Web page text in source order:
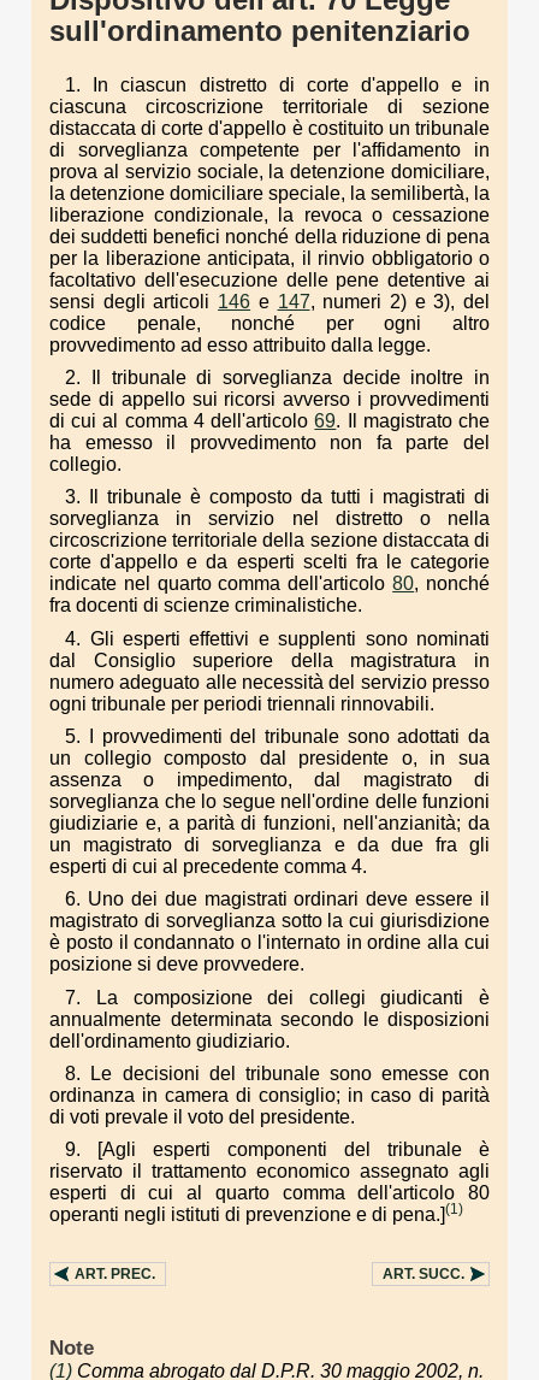
sull'ordinamento penitenziario
1. In ciascun distretto di corte d'appello e in
ciascuna circoscrizione territoriale di sezione
distaccata di corte d'appello è costituito un tribunale
di sorveglianza competente per l'affidamento in
prova al servizio sociale, la detenzione domiciliare,
la detenzione domiciliare speciale, la semilibertà, la
liberazione condizionale, la revoca o cessazione
dei suddetti benefici nonché della riduzione di pena
per la liberazione anticipata, il rinvio obbligatorio o
facoltativo dell'esecuzione delle pene detentive ai
sensi degli articoli 146 e 147, numeri 2) e 3), del
codice penale, nonché per ogni altro
provvedimento ad esso attribuito dalla legge.
2. Il tribunale di sorveglianza decide inoltre in
sede di appello sui ricorsi avverso i provvedimenti
di cui al comma 4 dell'articolo69. Il magistrato che
ha emesso il provvedimento non fa parte del
collegio.
3. Il tribunale è composto da tutti i magistrati di
sorveglianza in servizio nel distretto o nella
circoscrizione territoriale della sezione distaccata di
corte d'appello e da esperti scelti fra le categorie
indicate nel quarto comma dell'articolo80, nonché
fra docenti di scienze criminalistiche.
4. Gli esperti effettivi e supplenti sono nominati
dal Consiglio superiore della magistratura in
numero adeguato alle necessità del servizio presso
ogni tribunale per periodi triennali rinnovabili.
5. I provvedimenti del tribunale sono adottati da
un collegio composto dal presidente o, in sua
assenza o impedimento, dal magistrato di
sorveglianza che lo segue nell'ordine delle funzioni
giudiziarie e, a parità di funzioni, nell'anzianità; da
un magistrato di sorveglianza e da due fra gli
esperti di cui al precedente comma 4.
6. Uno dei due magistrati ordinari deve essere il
magistrato di sorveglianza sotto la cui giurisdizione
è posto il condannato o l'internato in ordine alla cui
posizione si deve provvedere.
7. La composizione dei collegi giudicanti è
annualmente determinata secondo le disposizioni
dell'ordinamento giudiziario.
8. Le decisioni del tribunale sono emesse con
ordinanza in camera di consiglio; in caso di parità
di voti prevale il voto del presidente.
9. [Agli esperti componenti del tribunale è
riservato il trattamento economico assegnato agli
esperti di cui al quarto comma dell'articolo 80
operanti negli istituti di prevenzione e di pena.](1)
ART. PREC. ART. SUCC.
Note
(1) Comma abrogato dal D.P.R. 30 maggio 2002, n.